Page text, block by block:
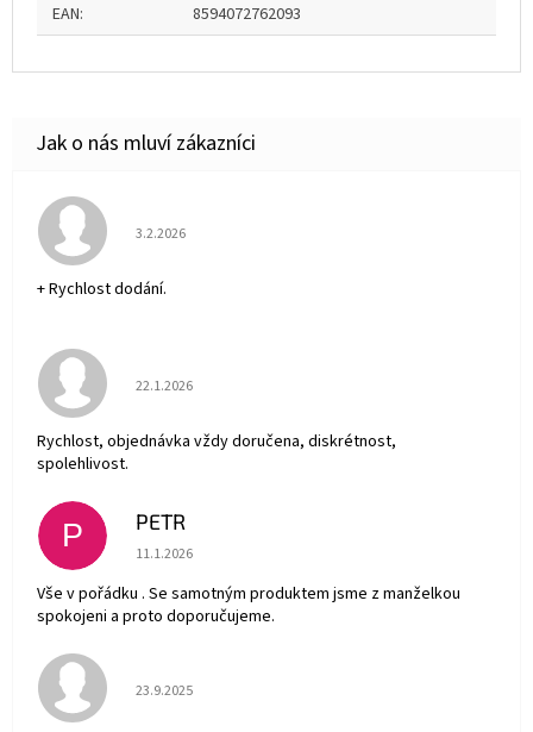
EAN: 8594072762093
Hodnocení obchodu je 5 z 5 hvězdiček.
3.2.2026
+ Rychlost dodání.
Hodnocení obchodu je 5 z 5 hvězdiček.
22.1.2026
Rychlost, objednávka vždy doručena, diskrétnost,
spolehlivost.
P PETR
Hodnocení obchodu je 5 z 5 hvězdiček.
11.1.2026
Vše v pořádku . Se samotným produktem jsme z manželkou
spokojeni a proto doporučujeme.
Hodnocení obchodu je 5 z 5 hvězdiček.
23.9.2025